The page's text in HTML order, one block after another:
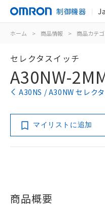
制御機器
ホーム > 商品情報 > 商品カテゴ
セレクタスイッチ
A30NW-
A30NS / A30NW セレク
マイリストに追加
商品概要